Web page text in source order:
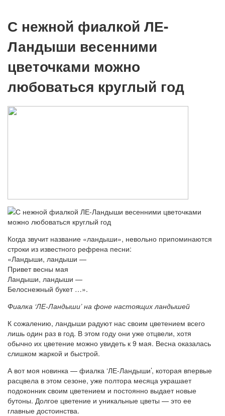
С нежной фиалкой ЛЕ-
Ландыши весенними
цветочками можно
любоваться круглый год
Когда звучит название «ландыши», невольно припоминаются
строки из известного рефрена песни:
«Ландыши, ландыши —
Привет весны мая
Ландыши, ландыши —
Белоснежный букет …».
Фиалка ‘ЛЕ-Ландыши’ на фоне настоящих ландышей
К сожалению, ландыши радуют нас своим цветением всего
лишь один раз в год. В этом году они уже отцвели, хотя
обычно их цветение можно увидеть к 9 мая. Весна оказалась
слишком жаркой и быстрой.
А вот моя новинка — фиалка ‘ЛЕ-Ландыши’, которая впервые
расцвела в этом сезоне, уже полтора месяца украшает
подоконник своим цветением и постоянно выдает новые
бутоны. Долгое цветение и уникальные цветы — это ее
главные достоинства.